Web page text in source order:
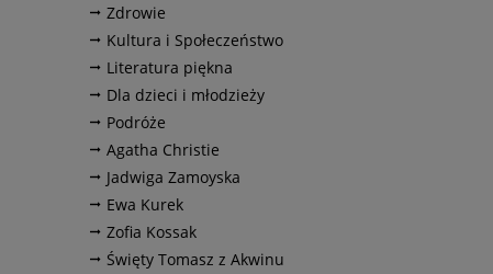
Zdrowie
Kultura i Społeczeństwo
Literatura piękna
Dla dzieci i młodzieży
Podróże
Agatha Christie
Jadwiga Zamoyska
Ewa Kurek
Zofia Kossak
Święty Tomasz z Akwinu